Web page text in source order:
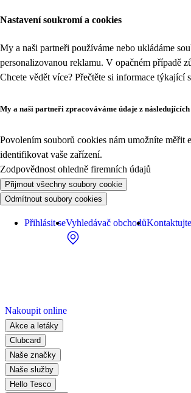
Nastavení soukromí a cookies
My a naši partneři používáme nebo ukládáme
personalizovanou reklamu. V opačném případě
Chcete vědět více? Přečtěte si informace týkající
My a naši partneři zpracováváme údaje z
Povolením souborů cookies nám umožníte měřit
identifikovat vaše zařízení.
Zodpovědnost ohledně firemních údajů
Přijmout všechny soubory cookie
Odmítnout soubory cookies
Přihlásit seVyhledávač obchodů
Nakoupit online
Akce a letáky
Clubcard
Naše značky
Naše služby
Hello Tesco